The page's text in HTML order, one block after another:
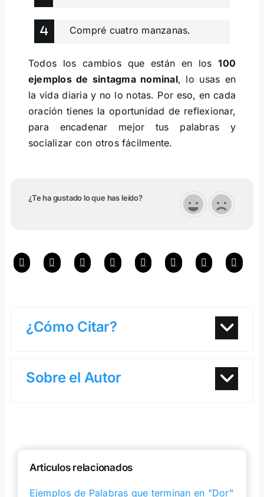
Compré cuatro manzanas.
Todos los cambios que están en los100
ejemplos de sintagma nominal, lo usas en
la vida diaria y no lo notas. Por eso, en cada
oración tienes la oportunidad de reflexionar,
para encadenar mejor tus palabras y
socializar con otros fácilmente.
¿Te ha gustado lo que has leído?
¿Cómo Citar?
Sobre el Autor
Articulos relacionados
Ejemplos de Palabras que terminan en "Dor"